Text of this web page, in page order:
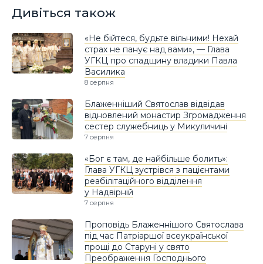
Дивіться також
«Не бійтеся, будьте вільними! Нехай
страх не панує над вами», — Глава
УГКЦ про спадщину владики Павла
Василика
8 серпня
Блаженніший Святослав відвідав
відновлений монастир Згромадження
сестер служебниць у Микуличині
7 серпня
«Бог є там, де найбільше болить»:
Глава УГКЦ зустрівся з пацієнтами
реабілітаційного відділення
у Надвірній
7 серпня
Проповідь Блаженнішого Святослава
під час Патріаршої всеукраїнської
прощі до Старуні у свято
Преображення Господнього